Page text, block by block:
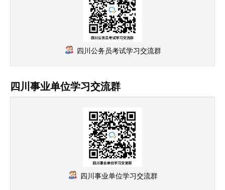
四川公务员考试学习交流群
四川事业单位学习交流群
四川事业单位学习交流群